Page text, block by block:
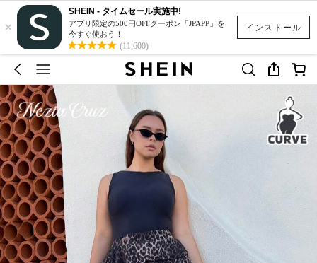
インストール
×
SHEIN - タイムセール実施中!
アプリ限定の500円OFFクーポン「JPAPP」を
今すぐ使おう！
(11,600)